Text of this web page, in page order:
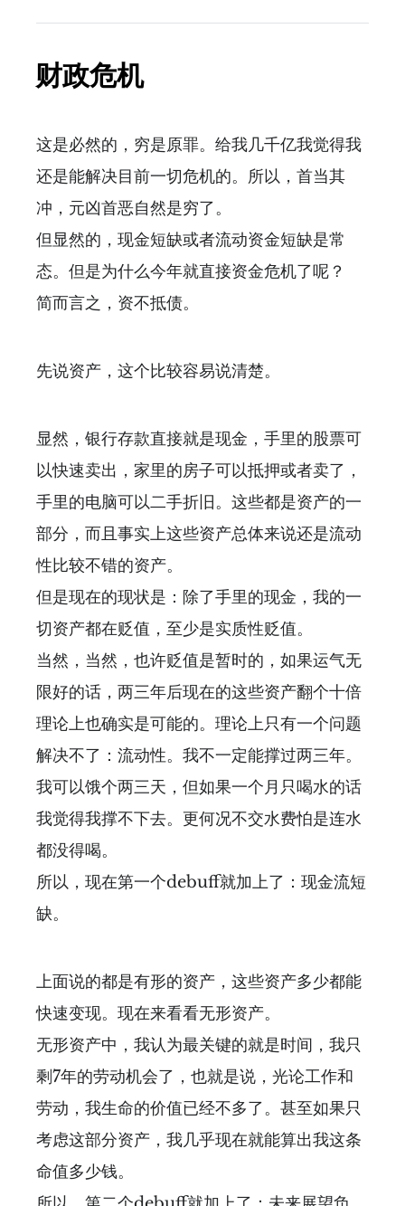
财政危机
这是必然的，穷是原罪。给我几千亿我觉得我
还是能解决目前一切危机的。所以，首当其
冲，元凶首恶自然是穷了。
但显然的，现金短缺或者流动资金短缺是常
态。但是为什么今年就直接资金危机了呢？
简而言之，资不抵债。
先说资产，这个比较容易说清楚。
显然，银行存款直接就是现金，手里的股票可
以快速卖出，家里的房子可以抵押或者卖了，
手里的电脑可以二手折旧。这些都是资产的一
部分，而且事实上这些资产总体来说还是流动
性比较不错的资产。
但是现在的现状是：除了手里的现金，我的一
切资产都在贬值，至少是实质性贬值。
当然，当然，也许贬值是暂时的，如果运气无
限好的话，两三年后现在的这些资产翻个十倍
理论上也确实是可能的。理论上只有一个问题
解决不了：流动性。我不一定能撑过两三年。
我可以饿个两三天，但如果一个月只喝水的话
我觉得我撑不下去。更何况不交水费怕是连水
都没得喝。
所以，现在第一个debuff就加上了：现金流短
缺。
上面说的都是有形的资产，这些资产多少都能
快速变现。现在来看看无形资产。
无形资产中，我认为最关键的就是时间，我只
剩7年的劳动机会了，也就是说，光论工作和
劳动，我生命的价值已经不多了。甚至如果只
考虑这部分资产，我几乎现在就能算出我这条
命值多少钱。